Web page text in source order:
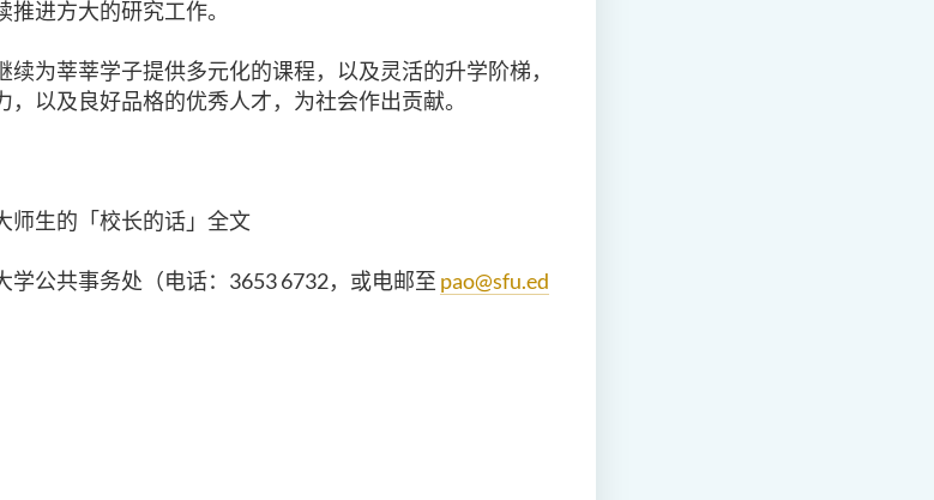
进方大的研究工作。
为莘莘学子提供多元化的课程，以及灵活的升学阶梯，
以及良好品格的优秀人才，为社会作出贡献。
师生的「校长的话」全文
公共事务处（电话： 3653 6732，或电邮至 pao@sfu.ed